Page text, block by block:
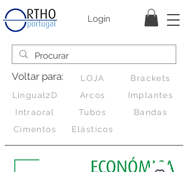
Login
Voltar para: LOJA
Brackets
Lingual2D
Intraoral
Cimentos
Arcos
Tubos
Elásticos
Implantes
Bandas